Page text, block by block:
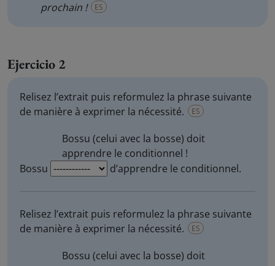
prochain !
ES
Ejercicio 2
Relisez l’extrait puis reformulez la phrase suivante
de manière à exprimer la nécessité.
ES
Bossu (celui avec la bosse) doit
apprendre le conditionnel !
Bossu
d’apprendre le conditionnel.
Relisez l’extrait puis reformulez la phrase suivante
de manière à exprimer la nécessité.
ES
Bossu (celui avec la bosse) doit